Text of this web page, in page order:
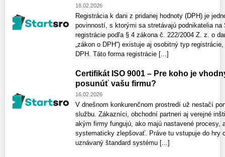
18.02.2026
Registrácia k dani z pridanej hodnoty (DPH) je
povinností, s ktorými sa stretávajú podnikatelia na
registrácie podľa § 4 zákona č. 222/2004 Z. z. o
„zákon o DPH“) existuje aj osobitný typ
DPH. Táto forma registrácie [...]
Certifikát ISO 9001 – Pre koho je
posunúť vašu firmu?
16.02.2026
V dnešnom konkurenčnom prostredí už nestačí
službu. Zákazníci, obchodní partneri aj verejné
akým firmy fungujú, ako majú nastavené procesy,
systematicky zlepšovať. Práve tu vstupuje do hry
uznávaný štandard systému [...]